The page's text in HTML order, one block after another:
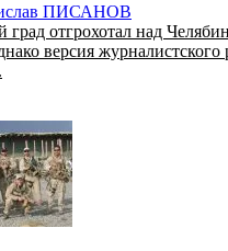
ПИСАНОВ
отгрохотал над
версия журналистского